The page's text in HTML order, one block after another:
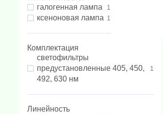
галогенная лампа
1
ксеноновая лампа 1
Комплектация
светофильтры
предустановленные 405, 450,
492, 630 нм
1
Линейность